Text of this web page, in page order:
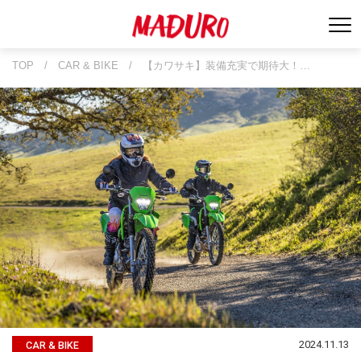
TOP / CAR & BIKE / 【カワサキ】装備充実で期待大！…
CAR & BIKE 2024.11.13